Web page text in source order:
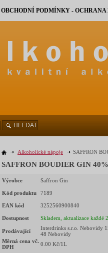
Alkoholické nápoje SAFFRON
SAFFRON BOUDIER GIN
Výrobce Saffron Gin
Kód produktu 7189
EAN kód 3252560900840
Dostupnost Skladem, aktualizace každé
Prodávající
Interdrinks s.r.o. Nebovidy
48 Nebovidy
Měrná cena vč.
DPH
0.00 Kč/1L
OBCHODNÍ PODMÍNKY -
HLEDAT